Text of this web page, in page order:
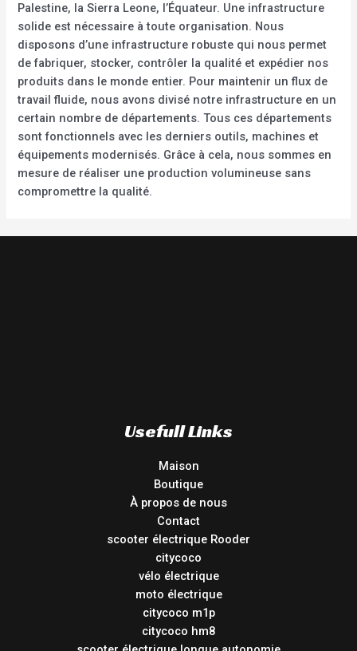
Palestine, la Sierra Leone, l’Équateur. Une infrastructure
solide est nécessaire à toute organisation. Nous
disposons d’une infrastructure robuste qui nous permet
de fabriquer, stocker, contrôler la qualité et expédier nos
produits dans le monde entier. Pour maintenir un flux de
travail fluide, nous avons divisé notre infrastructure en un
certain nombre de départements. Tous ces départements
sont fonctionnels avec les derniers outils, machines et
équipements modernisés. Grâce à cela, nous sommes en
mesure de réaliser une production volumineuse sans
compromettre la qualité.
Usefull Links
Maison
Boutique
À propos de nous
Contact
scooter électrique Rooder
citycoco
vélo électrique
moto électrique
citycoco m1p
citycoco hm8